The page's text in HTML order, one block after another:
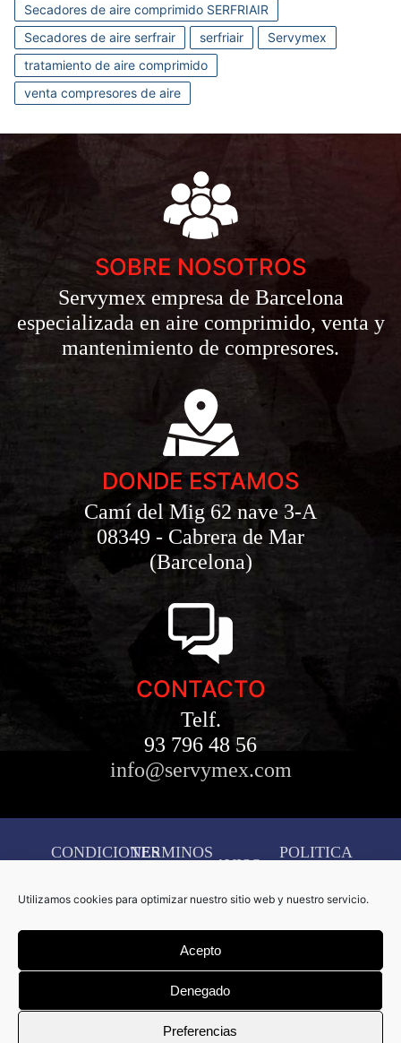
Utilizamos cookies para optimizar nuestro sitio web y nuestro servicio.
Acepto
Denegado
Preferencias
Secadores de aire comprimido SERFRIAIR
Secadores de aire serfrair
serfriair
Servymex
tratamiento de aire comprimido
venta compresores de aire
SOBRE NOSOTROS
Servymex empresa de Barcelona
especializada en aire comprimido, venta y
mantenimiento de compresores.
DONDE ESTAMOS
Camí del Mig 62 nave 3-A
08349 - Cabrera de Mar
(Barcelona)
CONTACTO
Telf.
93 796 48 56
info@servymex.com
CONDICIONES
COMPRA
TERMINOS
CONDICIONES
AVISO
LEGAL
POLITICA
COOKIES
CONFIGURACIÓN
DE
COOKIES
Copyright © 2026 Servymex –